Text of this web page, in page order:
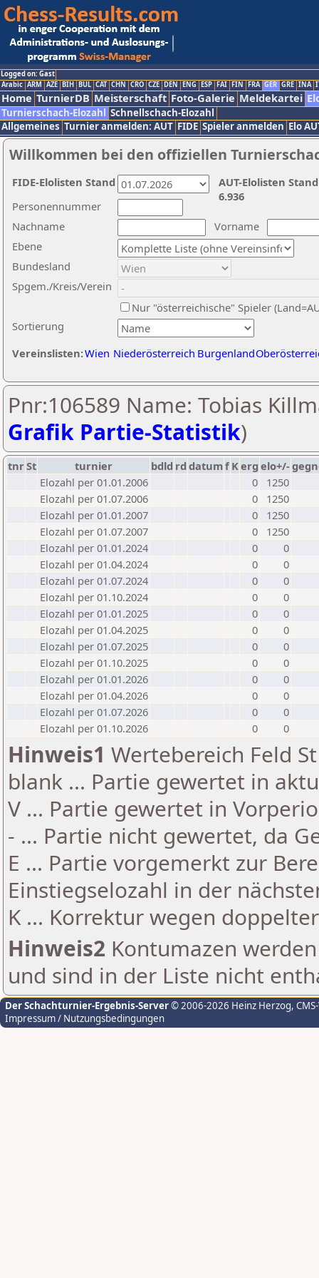
Logged on: Gast
Arabic ARM AZE BIH BUL CAT CHN CRO CZE DEN ENG ESP FAI FIN FRA GER GRE INA
Home TurnierDB Meisterschaft Foto-Galerie Meldekartei
Turnierschach-Elozahl Schnellschach-Elozahl
Allgemeines Turnier anmelden: AUT FIDE Spieler anmelden Elo
Willkommen bei den offiziellen
Nachname
Vorname
Ebene
Sortierung
Personennummer
Bundesland
Spgem./Kreis/Verein
Nur "österreichische" Spieler
Vereinslisten:Wien Niederösterreich Burgenland
AUT-Elolisten
6.936
FIDE-Elolisten Stand
Pnr:106589 Name: Tobias
Grafik Partie-Statistik)
tnrSt turnier bdld rd datumf Kerg elo+/-
Elozahl per 01.01.2006
0
1250
Elozahl per 01.07.2006
0
1250
Elozahl per 01.01.2007
0
1250
Elozahl per 01.07.2007
0
1250
Elozahl per 01.01.2024
0
0
Elozahl per 01.04.2024
0
0
Elozahl per 01.07.2024
0
0
Elozahl per 01.10.2024
0
0
Elozahl per 01.01.2025
0
0
Elozahl per 01.04.2025
0
0
Elozahl per 01.07.2025
0
0
Elozahl per 01.10.2025
0
0
Elozahl per 01.01.2026
0
0
Elozahl per 01.04.2026
0
0
Elozahl per 01.07.2026
0
0
Elozahl per 01.10.2026
0 0
Hinweis1 Wertebereich Feld
blank ... Partie gewertet in
V ... Partie gewertet in
- ... Partie nicht gewertet, da
E ... Partie vorgemerkt zur
Einstiegselozahl in der
K ... Korrektur wegen
Hinweis2 Kontumazen
und sind in der Liste nicht
Der Schachturnier-Ergebnis-Server© 2006-2026 Heinz Herzog,
Impressum / Nutzungsbedingungen